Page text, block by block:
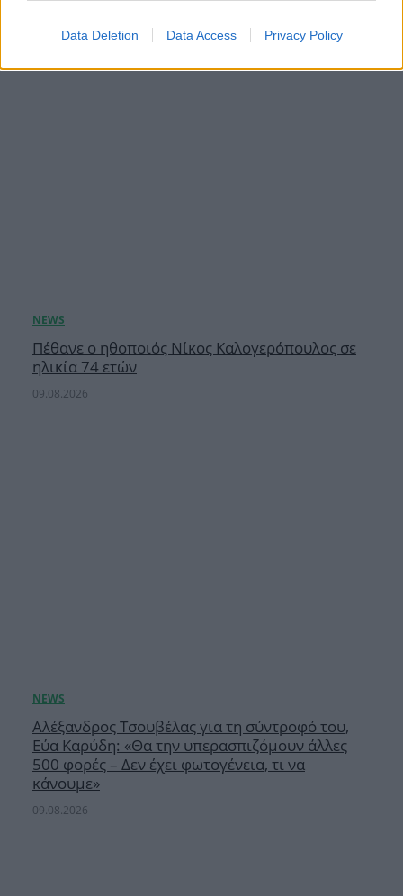
Data Deletion Data Access Privacy Policy
Πέθανε ο ηθοποιός Νίκος Καλογερόπουλος σε
ηλικία 74 ετών
09.08.2026
Αλέξανδρος Τσουβέλας για τη σύντροφό του,
Εύα Καρύδη: «Θα την υπερασπιζόμουν άλλες
500 φορές – Δεν έχει φωτογένεια, τι να
κάνουμε»
09.08.2026